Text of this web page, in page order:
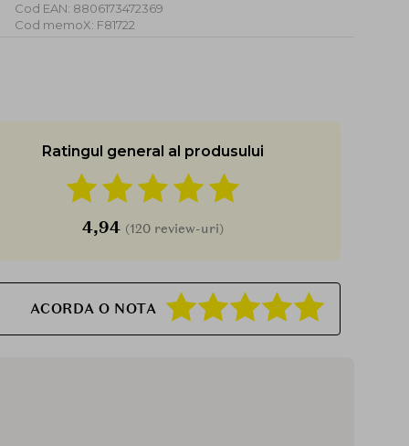
Cod EAN: 8806173472369
Cod memoX: F81722
Ratingul general al produsului
4,94 (120 review-uri)
ACORDA O NOTA